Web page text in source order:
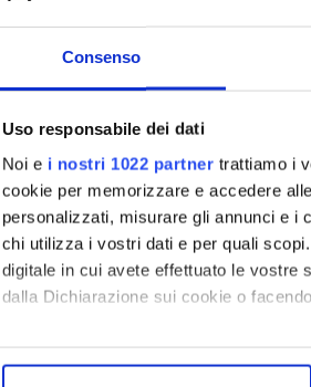
Consenso
Uso responsabile dei dati
Noi e i nostri 1022 partner trattiamo i
cookie per memorizzare e accedere
personalizzati, misurare gli annunci e i
chi utilizza i vostri dati e per quali
digitale in cui avete effettuato le vostre
dalla Dichiarazione sui cookie o
Con il tuo consenso, vorremmo anche: